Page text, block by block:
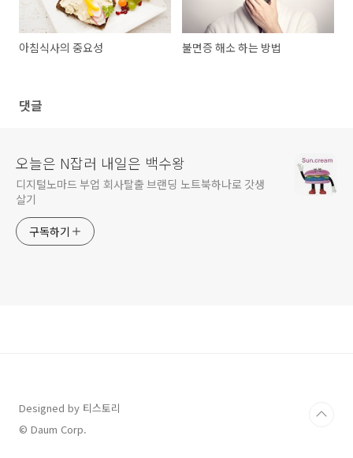
아침식사의 중요성 불면증 해소 하는 방법
댓글
오늘은 N잡러 내일은 백수왕
디지털노마드 부업 회사탈출 브랜딩 노트북하나로 갓생
살기
구독하기
Designed by 티스토리
© Daum Corp.